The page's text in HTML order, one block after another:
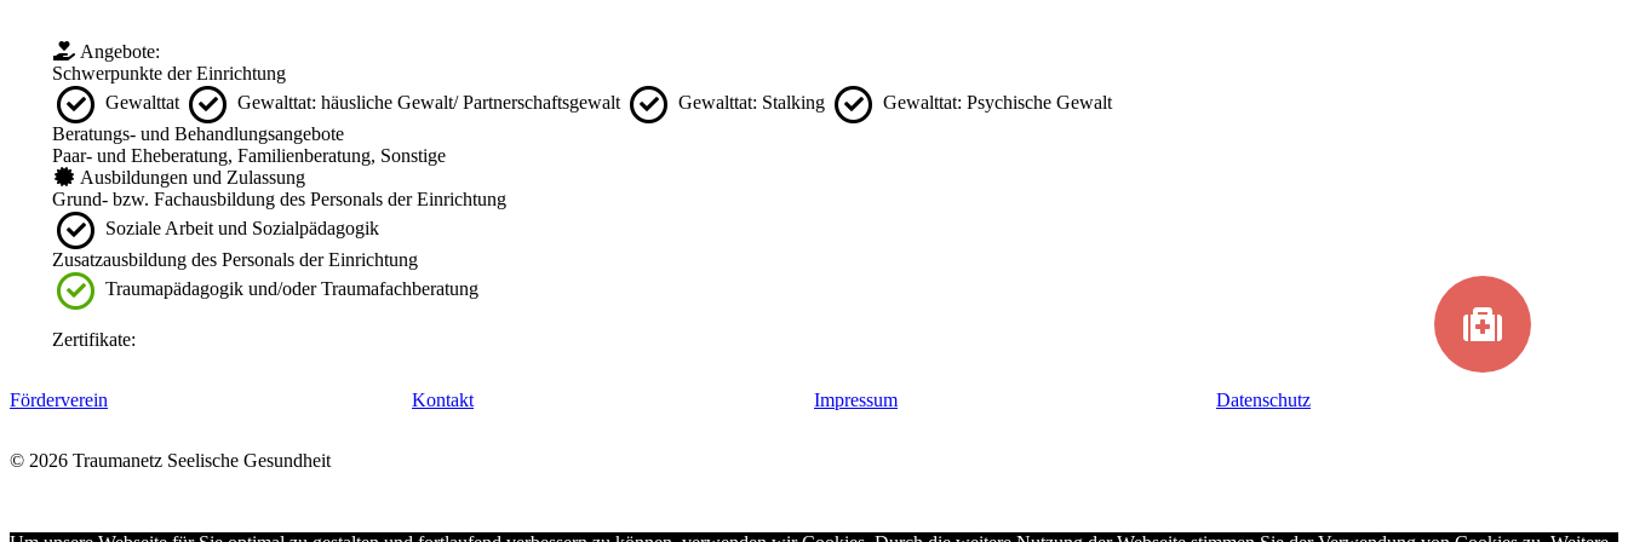
Angebote:
Schwerpunkte der Einrichtung
Gewalttat
Gewalttat: häusliche Gewalt/ Partnerschaftsgewalt Gewalttat: Stalking
Gewalttat: Psychische Gewalt
Beratungs- und Behandlungsangebote
Paar- und Eheberatung, Familienberatung, Sonstige
Ausbildungen und Zulassung
Grund- bzw. Fachausbildung des Personals der Einrichtung
Soziale Arbeit und Sozialpädagogik
Zusatzausbildung des Personals der Einrichtung
Traumapädagogik und/oder Traumafachberatung
Zertifikate:
Förderverein Kontakt Impressum Datenschutz
© 2026 Traumanetz Seelische Gesundheit